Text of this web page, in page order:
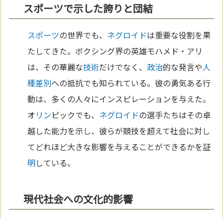
スポーツで示した誇りと団結
スポーツの世界でも、 ネグロイドは重要な役割を果
たしてきた。ボクシング界の英雄モハメド・アリ
は、その華麗な技術だけでなく、 政治的な発言や人
種差別への抵抗でも知られている。彼の勇気ある行
動は、多くの人々にインスピレーションを与えた。
オリンピックでも、 ネグロイドの選手たちはその卓
越した能力を示し、彼らが競技を超えて社会に対し
てどれほど大きな影響を与えることができるかを証
明している。
現代社会への文化的影響